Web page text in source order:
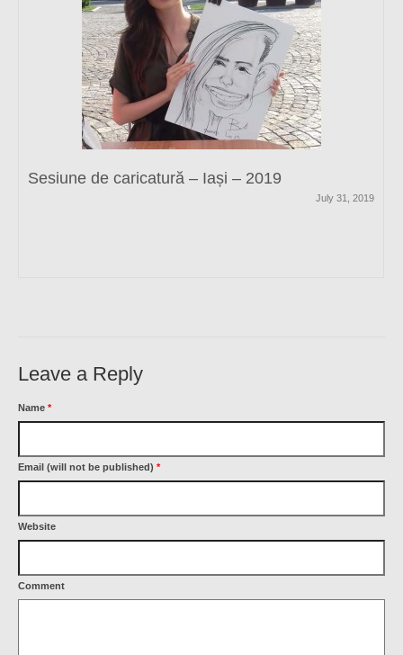
Sesiune de caricatură – Iași – 2019
July 31, 2019
Leave a Reply
Name *
Email (will not be published) *
Website
Comment